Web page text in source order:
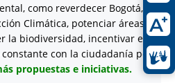
como reverdecer Bogotá, la
Climática, potenciar áreas de
la biodiversidad, incentivar el
con la ciudadanía por
propuestas e iniciativas.